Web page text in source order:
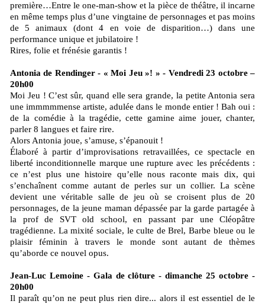
première…Entre le one-man-show et la pièce de théâtre, il incarne
en même temps plus d’une vingtaine de personnages et pas moins
de 5 animaux (dont 4 en voie de disparition…) dans une
performance unique et jubilatoire !
Rires, folie et frénésie garantis !
Antonia de Rendinger - « Moi Jeu »! » - Vendredi 23 octobre –
20h00
Moi Jeu ! C’est sûr, quand elle sera grande, la petite Antonia sera
une immmmmense artiste, adulée dans le monde entier ! Bah oui :
de la comédie à la tragédie, cette gamine aime jouer, chanter,
parler 8 langues et faire rire.
Alors Antonia joue, s’amuse, s’épanouit !
Élaboré à partir d’improvisations retravaillées, ce spectacle en
liberté inconditionnelle marque une rupture avec les précédents :
ce n’est plus une histoire qu’elle nous raconte mais dix, qui
s’enchaînent comme autant de perles sur un collier. La scène
devient une véritable salle de jeu où se croisent plus de 20
personnages, de la jeune maman dépassée par la garde partagée à
la prof de SVT old school, en passant par une Cléopâtre
tragédienne. La mixité sociale, le culte de Brel, Barbe bleue ou le
plaisir féminin à travers le monde sont autant de thèmes
qu’aborde ce nouvel opus.
Jean-Luc Lemoine - Gala de clôture - dimanche 25 octobre -
20h00
Il paraît qu’on ne peut plus rien dire... alors il est essentiel de le